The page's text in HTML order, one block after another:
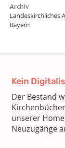
Archiv
Landeskirchliches
Bayern
Kein
Der Bestand
unserer
Neuzugänge